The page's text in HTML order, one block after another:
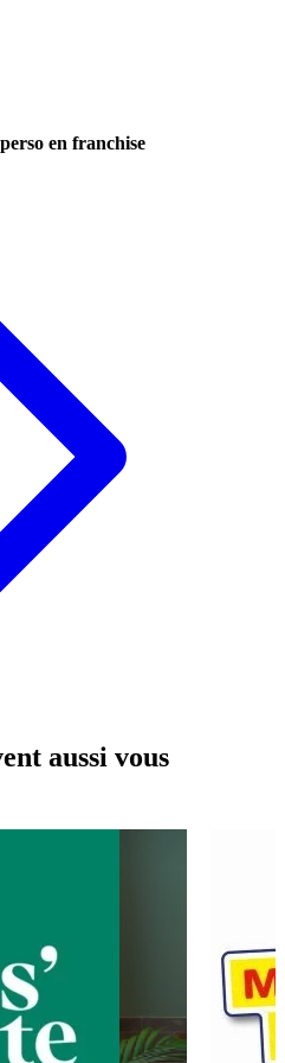
en franchise
aussi vous